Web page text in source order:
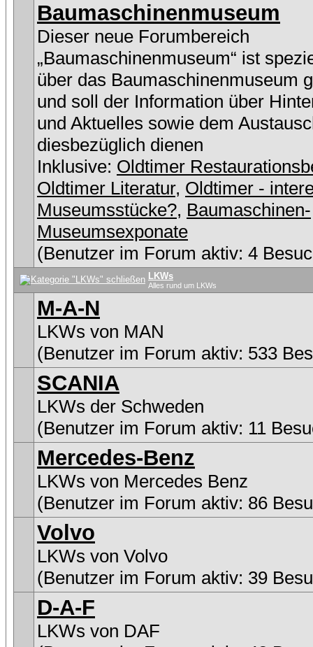
Baumaschinenmuseum
Dieser neue Forumbereich
„Baumaschinenmuseum“ ist
über das Baumaschinenmuseum
und soll der Information über
und Aktuelles sowie dem
diesbezüglich dienen
Inklusive: Oldtimer
Oldtimer Literatur, Oldtimer -
Museumsstücke?, Baumaschinen-
Museumsexponate
(Benutzer im Forum aktiv: 4
LKWs
Alles rund um LKWs
M-A-N
LKWs von MAN
(Benutzer im Forum aktiv: 533
SCANIA
LKWs der Schweden
(Benutzer im Forum aktiv: 11
Mercedes-Benz
LKWs von Mercedes Benz
(Benutzer im Forum aktiv: 86
Volvo
LKWs von Volvo
(Benutzer im Forum aktiv: 39
D-A-F
LKWs von DAF